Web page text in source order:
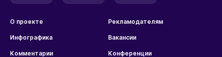
О проекте Рекламодателям
Инфографика Вакансии
Комментарии Конференции